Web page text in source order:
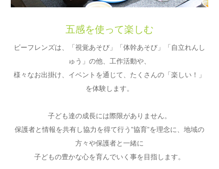
五感を使って楽しむ
ビーフレンズは、「視覚あそび」「体幹あそび」「自立れんし
ゅう」の他、工作活動や、
様々なお出掛け、イベントを通じて、たくさんの「楽しい！」
を体験します。
子ども達の成長には際限がありません。
保護者と情報を共有し協力を得て行う”協育”を理念に、地域の
方々や保護者と一緒に
子どもの豊かな心を育んでいく事を目指します。